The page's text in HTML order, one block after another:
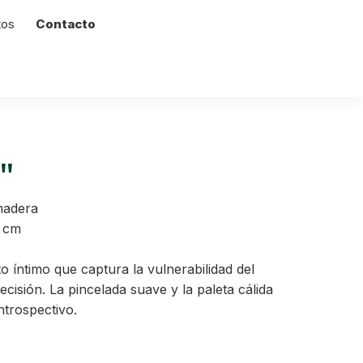
Contacto
íntimo que captura la vulnerabilidad del
La pincelada suave y la paleta cálida